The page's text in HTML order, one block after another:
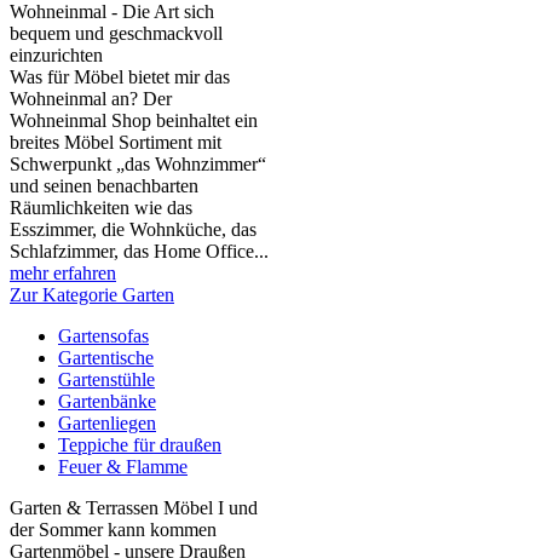
Wohneinmal - Die Art sich
bequem und geschmackvoll
einzurichten
Was für Möbel bietet mir das
Wohneinmal an? Der
Wohneinmal Shop beinhaltet ein
breites Möbel Sortiment mit
Schwerpunkt „das Wohnzimmer“
und seinen benachbarten
Räumlichkeiten wie das
Esszimmer, die Wohnküche, das
Schlafzimmer, das Home Office...
mehr erfahren
Zur Kategorie Garten
Gartensofas
Gartentische
Gartenstühle
Gartenbänke
Gartenliegen
Teppiche für draußen
Feuer & Flamme
Garten & Terrassen Möbel I und
der Sommer kann kommen
Gartenmöbel - unsere Draußen